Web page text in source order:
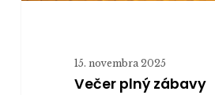
15. novembra 2025
Večer plný zábavy